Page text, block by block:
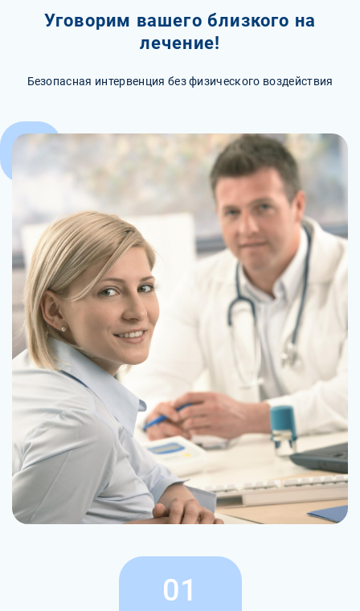
Уговорим вашего близкого на
лечение!
Безопасная интервенция без физического воздействия
01